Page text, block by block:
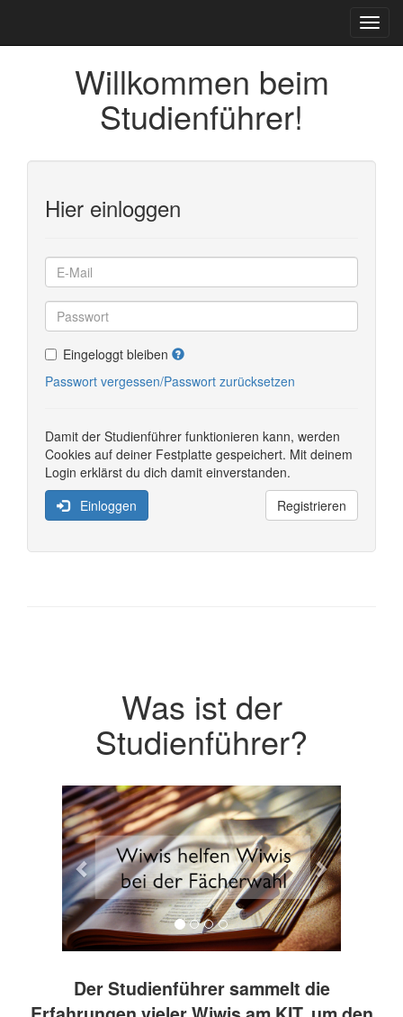
Willkommen beim
Studienführer!
Hier einloggen
Eingeloggt bleiben
Passwort vergessen/Passwort zurücksetzen
Damit der Studienführer funktionieren kann, werden
Cookies auf deiner Festplatte gespeichert. Mit deinem
Login erklärst du dich damit einverstanden.
Einloggen
Registrieren
Was ist der
Studienführer?
Previous Next
Der Studienführer sammelt die